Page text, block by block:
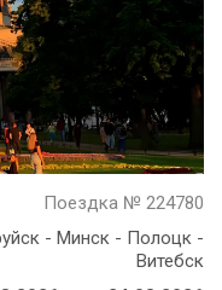
Поездка № 224780
- Минск - Полоцк -
Витебск